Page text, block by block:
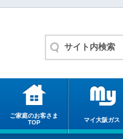
ご家庭のお客さま
TOP
マイ大阪ガス